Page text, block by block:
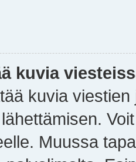
kuvia
kuvia
Muussa